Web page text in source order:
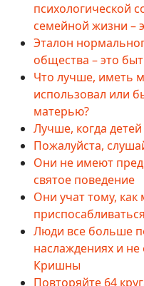
психологической
семейной жизни –
Эталон
общества – это
Что лучше, иметь
использовал или
матерью?
Лучше, когда
Пожалуйста,
Они не имеют
святое поведение
Они учат тому,
Люди все больше
наслаждениях и
Кришны
Повторяйте 64